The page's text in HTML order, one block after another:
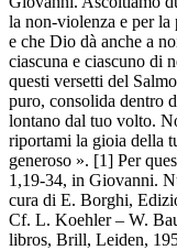
la non-violenza e per la
e che Dio dà anche a
ciascuna e ciascuno di
questi versetti del
puro, consolida dentro
lontano dal tuo volto.
riportami la gioia della
generoso ». [1] Per
1,19-34, in Giovanni.
cura di E. Borghi,
Cf. L. Koehler – W.
libros, Brill, Leiden,